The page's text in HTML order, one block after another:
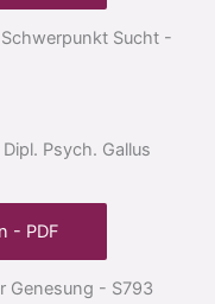
Sucht -
Psych. Gallus
- PDF
Genesung - S793